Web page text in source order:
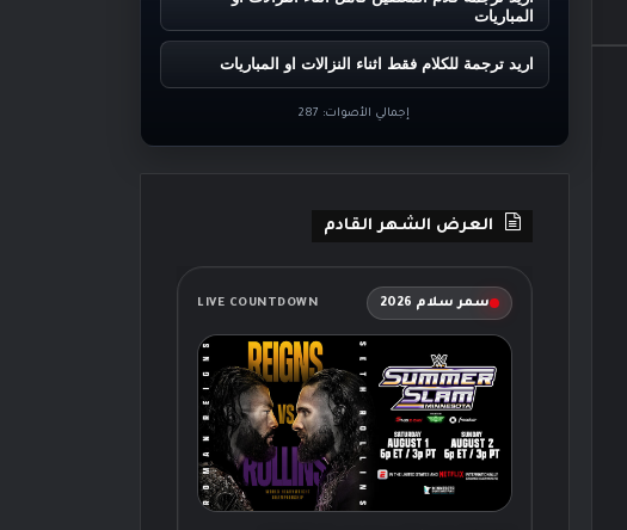
المباريات
اريد ترجمة للكلام فقط اثناء النزالات او المباريات
إجمالي الأصوات: 287
العرض الشهر القادم
سمر سلام 2026 LIVE COUNTDOWN